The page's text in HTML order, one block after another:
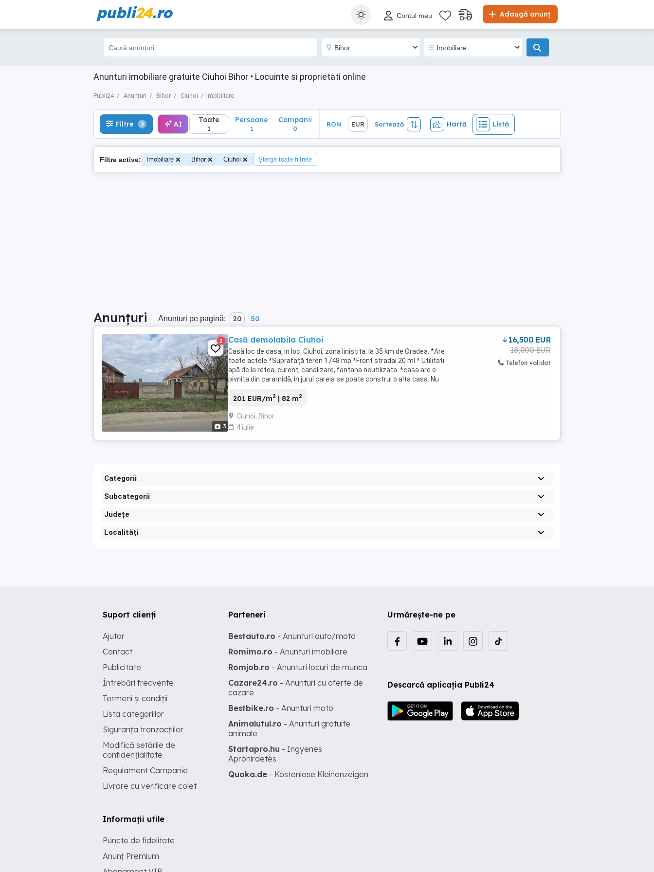
publi24.ro Adaugă anunț
Contul meu
Anunturi imobiliare gratuite Ciuhoi Bihor • Locuinte si proprietati online
Publi24 Anunțuri Bihor Ciuhoi Imobiliare
Filtre 3 AI EUR Sortează Hartă Listă
Filtre 3 AI Toate
1
Persoane
1
Companii
0
RON EUR Sortează Hartă Listă
Filtre active: Imobiliare Bihor Ciuhoi Șterge toate filtrele
Anunțuri– Anunțuri pe pagină: 20 50
3
2 Casă demolabila Ciuhoi
Casă loc de casa, in loc. Ciuhoi, zona linistita, la 35 km de Oradea. *Are
toate actele *Suprafață teren 1748 mp *Front stradal 20 ml * Utilitati:
apă de la retea, curent, canalizare, fantana neutilizata. *casa are o
pivnita din caramidă, in jurul careia se poate construi o alta casa. Nu
201 EUR/m2 | 82 m2
Ciuhoi, Bihor
4 iulie
16,500 EUR
18,000 EUR
Telefon validat
Categorii
Subcategorii
Județe
Localități
Urmărește-ne pe
Descarcă aplicația Publi24
Suport clienți
Ajutor
Contact
Publicitate
Întrebări frecvente
Termeni și condiții
Lista categoriilor
Siguranța tranzacțiilor
Modifică setările de
confidențialitate
Regulament Campanie
Livrare cu verificare colet
Informații utile
Puncte de fidelitate
Anunț Premium
Parteneri
Bestauto.ro - Anunturi auto/moto
Romimo.ro - Anunturi imobiliare
Romjob.ro - Anunturi locuri de munca
Cazare24.ro - Anunturi cu oferte de
cazare
Bestbike.ro - Anunturi moto
Animalutul.ro - Anunturi gratuite
animale
Startapro.hu - Ingyenes
Apróhirdetés
Quoka.de - Kostenlose Kleinanzeigen